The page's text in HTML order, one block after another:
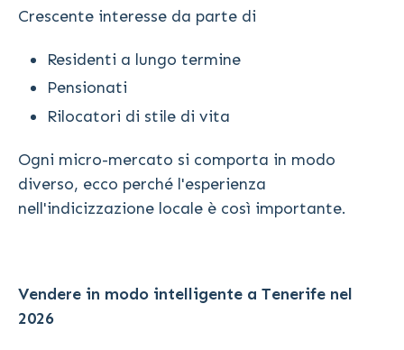
Crescente interesse da parte di
Residenti a lungo termine
Pensionati
Rilocatori di stile di vita
Ogni micro-mercato si comporta in modo
diverso, ecco perché l'esperienza
nell'indicizzazione locale è così importante.
Vendere in modo intelligente a Tenerife nel
2026